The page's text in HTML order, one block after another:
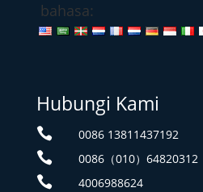
bahasa:
Hubungi Kami
 0086 13811437192
 0086（010）64820312
 4006988624